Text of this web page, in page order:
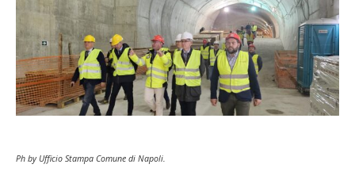
Ph by Ufficio Stampa Comune di Napoli.